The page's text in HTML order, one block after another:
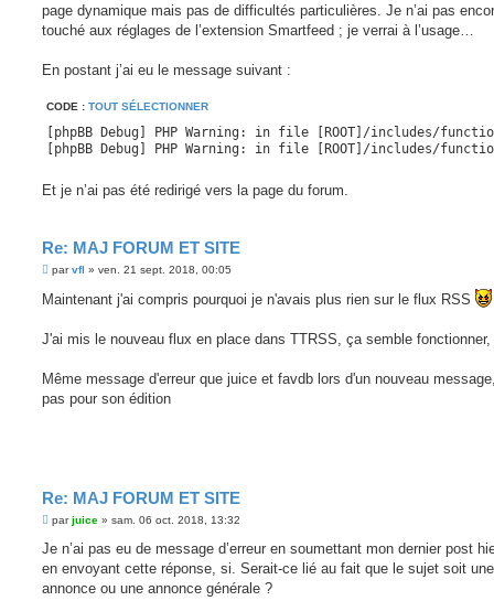
a
g
page dynamique mais pas de difficultés particulières. Je n’ai pas
touché aux réglages de l’extension Smartfeed ; je verrai à l’usage…
En postant j’ai eu le message suivant :
CODE : TOUT SÉLECTIONNER
[phpBB Debug] PHP Warning: in file [ROOT]/includes/
[phpBB Debug] PHP Warning: in file [ROOT]/includes/
Et je n’ai pas été redirigé vers la page du forum.
Re: MAJ FORUM ET SITE
M
s
s
g
e
parvfl » ven. 21 sept. 2018, 00:05
Maintenant j'ai compris pourquoi je n'avais plus rien sur le flux RSS
J'ai mis le nouveau flux en place dans TTRSS, ça semble
Même message d'erreur que juice et favdb lors d'un nouveau
pas pour son édition
Re: MAJ FORUM ET SITE
M
s
a
g
parjuice » sam. 06 oct. 2018, 13:32
Je n’ai pas eu de message d’erreur en soumettant mon dernier post
en envoyant cette réponse, si. Serait-ce lié au fait que le sujet soit une
annonce ou une annonce générale ?